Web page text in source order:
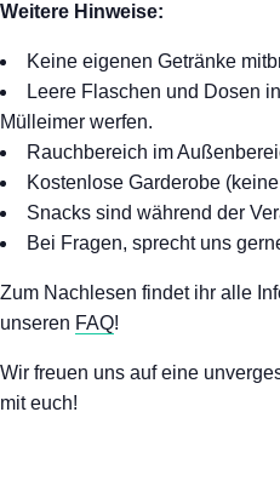
Weitere Hinweise:
Keine eigenen Getränke
Leere Flaschen und Dosen
Mülleimer werfen.
Rauchbereich im
Kostenlose Garderobe
Snacks sind während der
Bei Fragen, sprecht uns
Zum Nachlesen findet ihr alle
unseren FAQ!
Wir freuen uns auf eine
mit euch!